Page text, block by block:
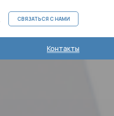
Контакты
СВЯЗАТЬСЯ С НАМИ